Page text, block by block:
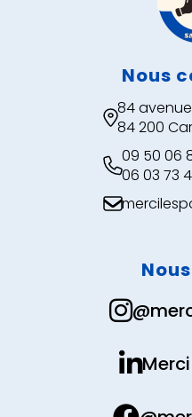
Nous
84
84 200
09 50 06
06 03 73


